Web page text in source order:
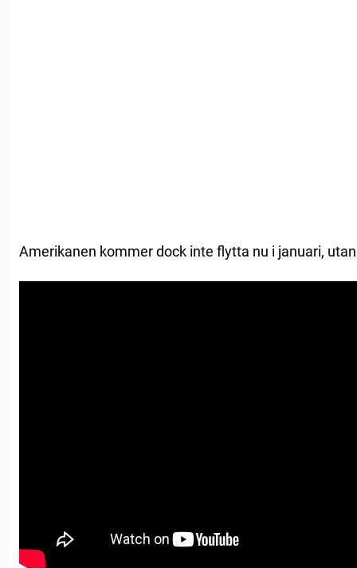
Amerikanen kommer dock inte flytta nu i januari,